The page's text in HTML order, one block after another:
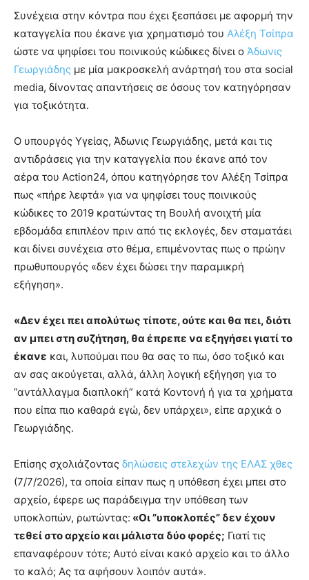
Συνέχεια στην κόντρα που έχει ξεσπάσει με αφορμή την
καταγγελία που έκανε για χρηματισμό του Αλέξη Τσίπρα
ώστε να ψηφίσει του ποινικούς κώδικες δίνει ο Άδωνις
Γεωργιάδης με μία μακροσκελή ανάρτησή του στα social
media, δίνοντας απαντήσεις σε όσους τον κατηγόρησαν
για τοξικότητα.
Ο υπουργός Υγείας, Άδωνις Γεωργιάδης, μετά και τις
αντιδράσεις για την καταγγελία που έκανε από τον
αέρα του Action24, όπου κατηγόρησε τον Αλέξη Τσίπρα
πως «πήρε λεφτά» για να ψηφίσει τους ποινικούς
κώδικες το 2019 κρατώντας τη Βουλή ανοιχτή μία
εβδομάδα επιπλέον πριν από τις εκλογές, δεν σταματάει
και δίνει συνέχεια στο θέμα, επιμένοντας πως ο πρώην
πρωθυπουργός «δεν έχει δώσει την παραμικρή
εξήγηση».
«Δεν έχει πει απολύτως τίποτε, ούτε και θα πει, διότι
αν μπει στη συζήτηση, θα έπρεπε να εξηγήσει γιατί το
έκανε και, λυπούμαι που θα σας το πω, όσο τοξικό και
αν σας ακούγεται, αλλά, άλλη λογική εξήγηση για το
”αντάλλαγμα διαπλοκή” κατά Κοντονή ή για τα χρήματα
που είπα πιο καθαρά εγώ, δεν υπάρχει», είπε αρχικά ο
Γεωργιάδης.
Επίσης σχολιάζοντας δηλώσεις στελεχών της ΕΛΑΣ χθες
(7/7/2026), τα οποία είπαν πως η υπόθεση έχει μπει στο
αρχείο, έφερε ως παράδειγμα την υπόθεση των
υποκλοπών, ρωτώντας: «Οι ”υποκλοπές” δεν έχουν
τεθεί στο αρχείο και μάλιστα δύο φορές; Γιατί τις
επαναφέρουν τότε; Αυτό είναι κακό αρχείο και το άλλο
το καλό; Ας τα αφήσουν λοιπόν αυτά».